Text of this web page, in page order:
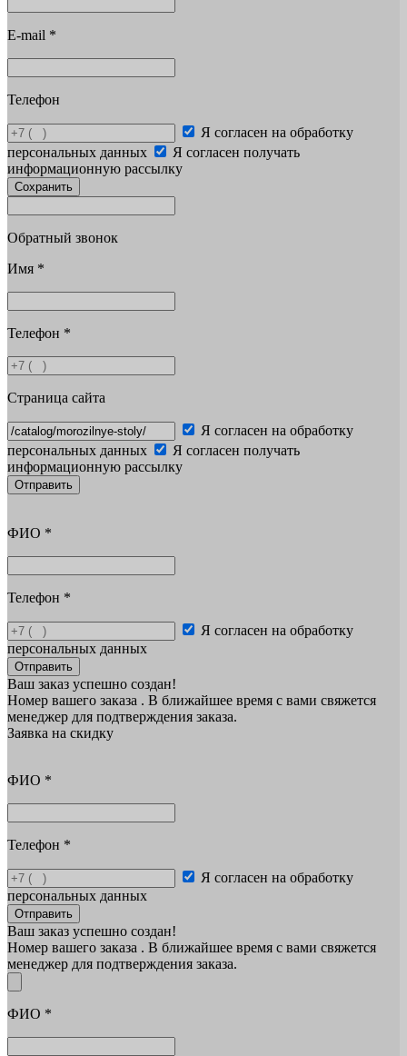
E-mail *
Телефон
Я согласен на обработку
персональных данных
Я согласен получать
информационную рассылку
Сохранить
Обратный звонок
Имя *
Телефон *
Страница сайта
Я согласен на обработку
персональных данных
Я согласен получать
информационную рассылку
Отправить
ФИО *
Телефон *
Я согласен на обработку
персональных данных
Отправить
Ваш заказ успешно создан!
Номер вашего заказа . В ближайшее время с вами свяжется
менеджер для подтверждения заказа.
Заявка на скидку
ФИО *
Телефон *
Я согласен на обработку
персональных данных
Отправить
Ваш заказ успешно создан!
Номер вашего заказа . В ближайшее время с вами свяжется
менеджер для подтверждения заказа.
ФИО *